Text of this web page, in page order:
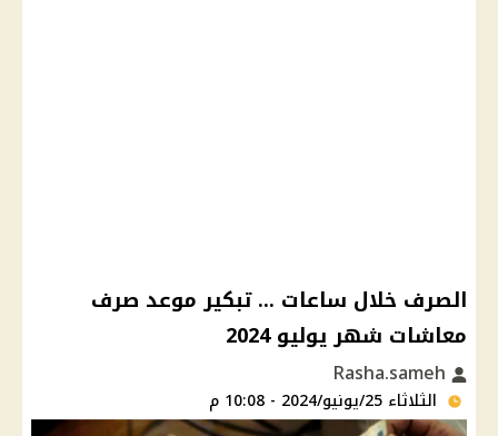
الصرف خلال ساعات ... تبكير موعد صرف
معاشات شهر يوليو 2024
الثلاثاء 25/يونيو/2024 - 10:08 م